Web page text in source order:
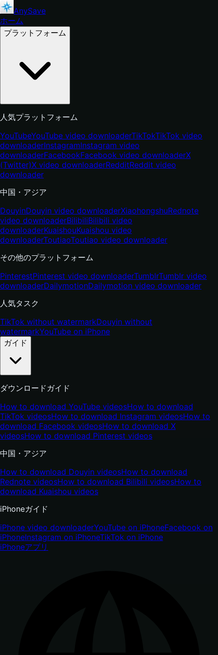
AnySave
ホーム
プラットフォーム
人気プラットフォーム
YouTubeYouTube video downloaderTikTokTikTok video
downloaderInstagramInstagram video
downloaderFacebookFacebook video downloaderX
(Twitter)X video downloaderRedditReddit video
downloader
中国・アジア
DouyinDouyin video downloaderXiaohongshuRednote
video downloaderBilibiliBilibili video
downloaderKuaishouKuaishou video
downloaderToutiaoToutiao video downloader
その他のプラットフォーム
PinterestPinterest video downloaderTumblrTumblr video
downloaderDailymotionDailymotion video downloader
人気タスク
TikTok without watermarkDouyin without
watermarkYouTube on iPhone
ガイド
ダウンロードガイド
How to download YouTube videosHow to download
TikTok videosHow to download Instagram videosHow to
download Facebook videosHow to download X
videosHow to download Pinterest videos
中国・アジア
How to download Douyin videosHow to download
Rednote videosHow to download Bilibili videosHow to
download Kuaishou videos
iPhoneガイド
iPhone video downloaderYouTube on iPhoneFacebook on
iPhoneInstagram on iPhoneTikTok on iPhone
iPhoneアプリ